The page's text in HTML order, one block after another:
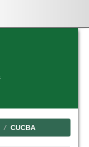
CUCBA